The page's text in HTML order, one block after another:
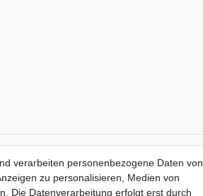
verarbeiten personenbezogene Daten von
zu personalisieren, Medien von
Die Datenverarbeitung erfolgt erst durch